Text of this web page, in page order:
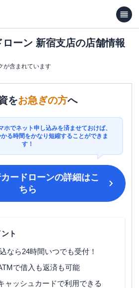
ーン 新宿支店の店舗情報
が含まれています
をお急ぎの方へ
ホでネット申し込みを済ませておけば、
る時間をかなり短縮することができま
す！
ードローンの詳細はこ
ちら
ト
なら24時間いつでも受付！
で借入も返済も可能
ャッシュカードで利用できる